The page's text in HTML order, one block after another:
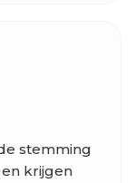
stemming
krijgen